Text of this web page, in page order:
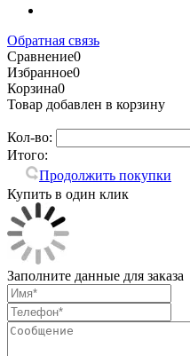
Обратная связь
Сравнение0
Избранное0
Корзина0
Товар добавлен в корзину
Кол-во:
Итого:
Продолжить покупки
Купить в один клик
Заполните данные для заказа